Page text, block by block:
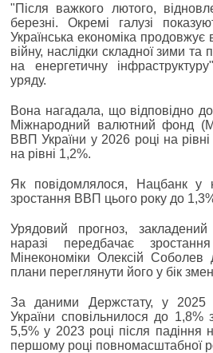
"Після важкого лютого,
березні. Окремі галузі
Українська економіка
війну, наслідки складної зими та
на енергетичну
уряду.
Вона нагадала, що відповідно
Міжнародний валютний фонд
ВВП України у 2026 році на
на рівні 1,2%.
Як повідомлялося, Нацбанк у
зростання ВВП цього року до
Урядовий прогноз,
наразі передбачає
Мінекономіки Олексій
плани переглянути його у бік
За даними Держстату, у 2025
України сповільнилося до
5,5% у 2023 році після падіння
першому році повномасштабної